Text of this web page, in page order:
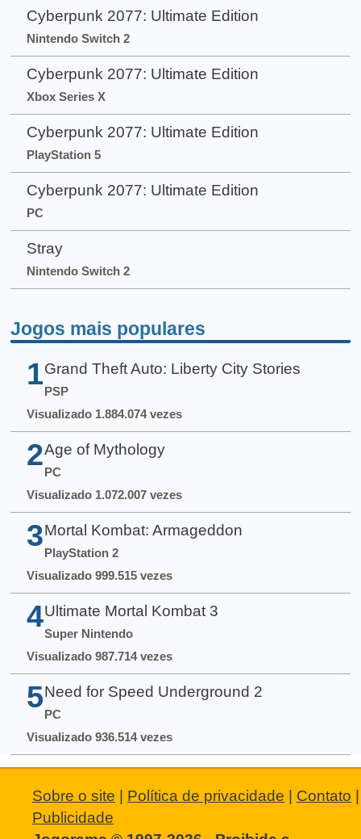
Cyberpunk 2077: Ultimate Edition
Nintendo Switch 2
Cyberpunk 2077: Ultimate Edition
Xbox Series X
Cyberpunk 2077: Ultimate Edition
PlayStation 5
Cyberpunk 2077: Ultimate Edition
PC
Stray
Nintendo Switch 2
Jogos mais populares
1 Grand Theft Auto: Liberty City Stories
PSP
Visualizado 1.884.074 vezes
2 Age of Mythology
PC
Visualizado 1.072.007 vezes
3 Mortal Kombat: Armageddon
PlayStation 2
Visualizado 999.515 vezes
4 Ultimate Mortal Kombat 3
Super Nintendo
Visualizado 987.714 vezes
5 Need for Speed Underground 2
PC
Visualizado 936.514 vezes
Sobre o site | Política de privacidade | Contato |
Publicidade